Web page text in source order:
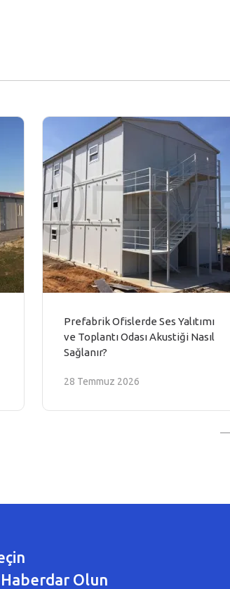
Prefabrik Ofislerde Ses Yalıtımı
ve Toplantı Odası Akustiği Nasıl
Sağlanır?
28 Temmuz 2026
Olun